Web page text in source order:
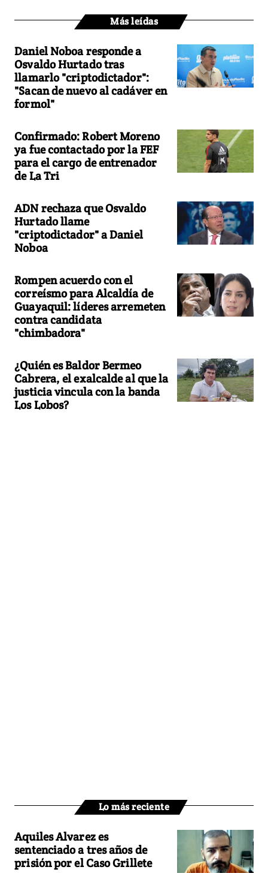
Más leídas
Daniel Noboa responde a
Osvaldo Hurtado tras
llamarlo "criptodictador":
"Sacan de nuevo al cadáver en
formol"
Confirmado: Robert Moreno
ya fue contactado por la FEF
para el cargo de entrenador
de La Tri
ADN rechaza que Osvaldo
Hurtado llame
"criptodictador" a Daniel
Noboa
Rompen acuerdo con el
correísmo para Alcaldía de
Guayaquil: líderes arremeten
contra candidata
"chimbadora"
¿Quién es Baldor Bermeo
Cabrera, el exalcalde al que la
justicia vincula con la banda
Los Lobos?
Lo más reciente
Aquiles Alvarez es
sentenciado a tres años de
prisión por el Caso Grillete